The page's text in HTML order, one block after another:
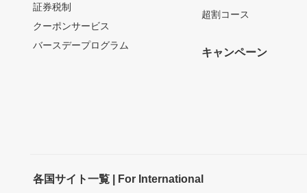
証券税制
クーポンサービス
バースデープログラム
超割コース
キャンペーン
各国サイト一覧 | For International